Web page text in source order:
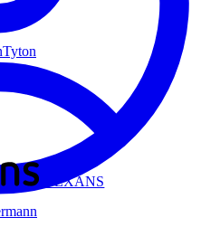
NEXANS